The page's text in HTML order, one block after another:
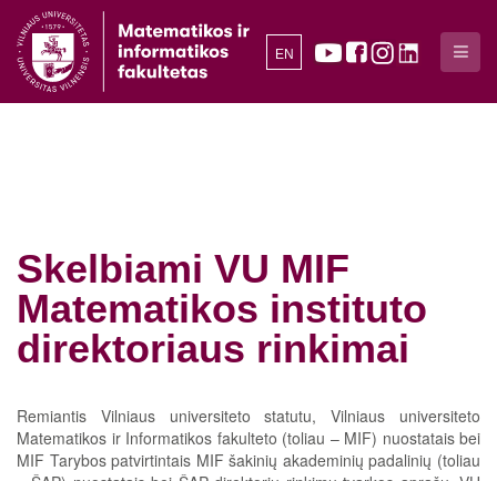
EN
Skelbiami VU MIF
Matematikos instituto
direktoriaus rinkimai
Remiantis Vilniaus universiteto statutu, Vilniaus universiteto
Matematikos ir Informatikos fakulteto (toliau – MIF) nuostatais bei
MIF Tarybos patvirtintais MIF šakinių akademinių padalinių (toliau